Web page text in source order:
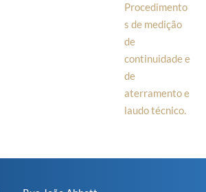
Procedimento
s de medição
de
continuidade e
de
aterramento e
laudo técnico.